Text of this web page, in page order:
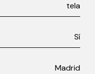
tela
Sí
Madrid